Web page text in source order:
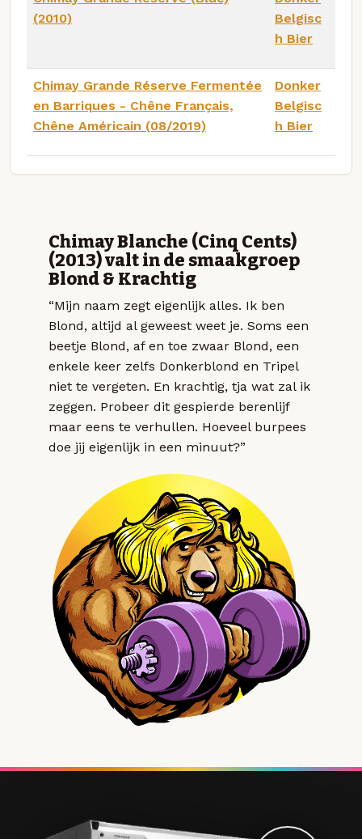
(2010)
Belgisc
h Bier
Chimay Grande Réserve Fermentée
en Barriques - Chêne Français,
Chêne Américain (08/2019)
Donker
Belgisc
h Bier
Chimay Blanche (Cinq Cents)
(2013) valt in de smaakgroep
Blond & Krachtig
“Mijn naam zegt eigenlijk alles. Ik ben
Blond, altijd al geweest weet je. Soms een
beetje Blond, af en toe zwaar Blond, een
enkele keer zelfs Donkerblond en Tripel
niet te vergeten. En krachtig, tja wat zal ik
zeggen. Probeer dit gespierde berenlijf
maar eens te verhullen. Hoeveel burpees
doe jij eigenlijk in een minuut?”